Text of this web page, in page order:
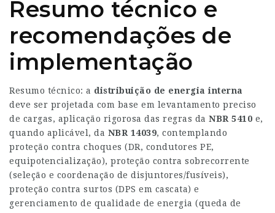
Resumo técnico e
recomendações de
implementação
Resumo técnico: a distribuição de energia interna
deve ser projetada com base em levantamento preciso
de cargas, aplicação rigorosa das regras da NBR 5410 e,
quando aplicável, da NBR 14039, contemplando
proteção contra choques (DR, condutores PE,
equipotencialização), proteção contra sobrecorrente
(seleção e coordenação de disjuntores/fusíveis),
proteção contra surtos (DPS em cascata) e
gerenciamento de qualidade de energia (queda de